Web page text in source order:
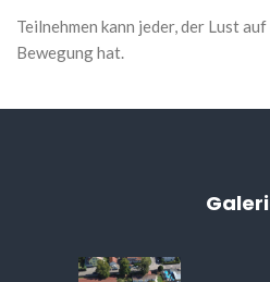
Teilnehmen kann jeder, der Lust
Bewegung hat.